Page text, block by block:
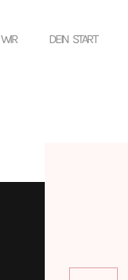
DEIN START